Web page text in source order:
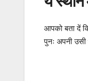
आपको बता दें
पुनः अपनी